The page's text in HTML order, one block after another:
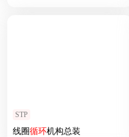
STP
线圈循环机构总装